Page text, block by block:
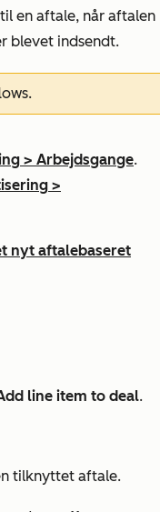
en aftale, når aftalen
blevet indsendt.
> Arbejdsgange.
>
nyt aftalebaseret
line item to deal.
tilknyttet aftale.